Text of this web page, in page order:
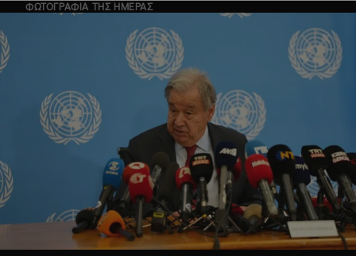
ΦΩΤΟΓΡΑΦΙΑ ΤΗΣ ΗΜΕΡΑΣ